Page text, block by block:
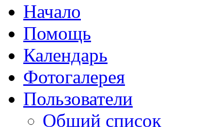
Начало
Помощь
Календарь
Фотогалерея
Пользователи
Общий список